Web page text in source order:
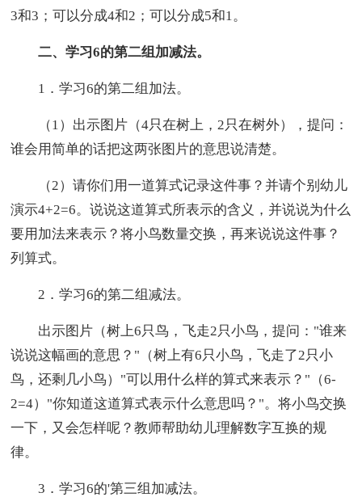
3和3；可以分成4和2；可以分成5和1。
二、学习6的第二组加减法。
1．学习6的第二组加法。
（1）出示图片（4只在树上，2只在树外），提问：
谁会用简单的话把这两张图片的意思说清楚。
（2）请你们用一道算式记录这件事？并请个别幼儿
演示4+2=6。说说这道算式所表示的含义，并说说为什么
要用加法来表示？将小鸟数量交换，再来说说这件事？
列算式。
2．学习6的第二组减法。
出示图片（树上6只鸟，飞走2只小鸟，提问："谁来
说说这幅画的意思？"（树上有6只小鸟，飞走了2只小
鸟，还剩几小鸟）"可以用什么样的算式来表示？"（6-
2=4）"你知道这道算式表示什么意思吗？"。将小鸟交换
一下，又会怎样呢？教师帮助幼儿理解数字互换的规
律。
3．学习6的'第三组加减法。